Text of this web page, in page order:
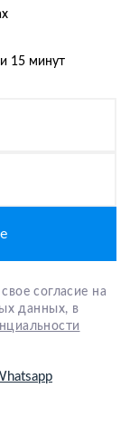
15 минут
согласие на
данных, в